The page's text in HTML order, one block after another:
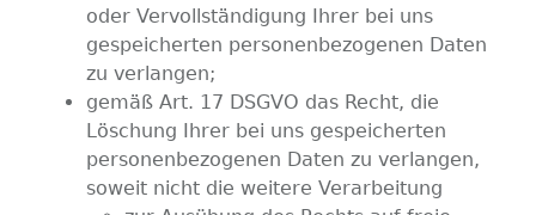
oder Vervollständigung Ihrer bei uns
gespeicherten personenbezogenen Daten
zu verlangen;
gemäß Art. 17 DSGVO das Recht, die
Löschung Ihrer bei uns gespeicherten
personenbezogenen Daten zu verlangen,
soweit nicht die weitere Verarbeitung